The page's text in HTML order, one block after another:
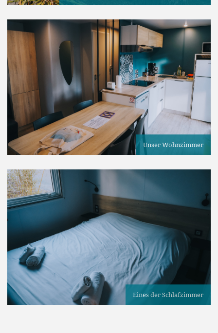
Unser Wohnzimmer
Eines der Schlafzimmer